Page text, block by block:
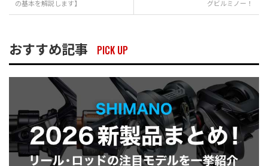
の基本を解説します】
グビルミノー！
おすすめ記事 PICK UP